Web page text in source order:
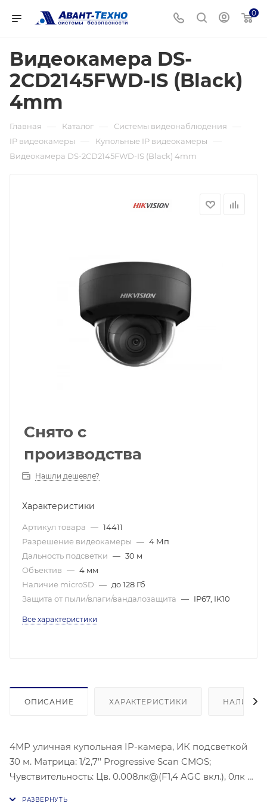
0
Видеокамера DS-
2CD2145FWD-IS (Black)
4mm
Главная — Каталог — Системы видеонаблюдения —
IP видеокамеры — Купольные IP видеокамеры —
Видеокамера DS-2CD2145FWD-IS (Black) 4mm
Снято с
производства
Нашли дешевле?
Характеристики
Артикул товара — 14411
Разрешение видеокамеры — 4 Мп
Дальность подсветки — 30 м
Объектив — 4 мм
Наличие microSD — до 128 Гб
Защита от пыли/влаги/вандалозащита — IP67, IK10
Все характеристики
ОПИСАНИЕ ХАРАКТЕРИСТИКИ НАЛИЧИЕ
4MP уличная купольная IP-камера, ИК подсветкой
30 м. Матрица: 1/2,7’’ Progressive Scan CMOS;
Чувствительность: Цв. 0.008лк@(F1,4 AGC вкл.), 0лк с